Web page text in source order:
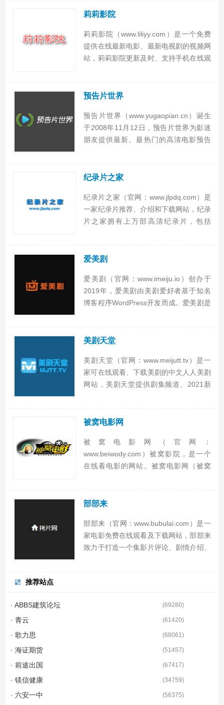
资源，专注打造精品电影电视剧影视网
莉莉影院
莉莉影院（www.liliyy.com）是一个免费
提供在线最新电影、最新电视剧的视频网
站，莉莉影院更新及时、支持手机在线观
喜欢莉莉影院请分享到朋友圈。 莉莉影
预告片世界
预告片世界（www.yugaopian.cn）诞生
于2008年11月12日，预告片世界为影迷
朋友提供最新、最热门的高清电影预告
看预告片，再去电影院，预告片世界祝你
纪录片之家
纪录片之家（官网：www.jlpdq.com）是
一家纪录片推荐、介绍和下载网站，纪录
片之家拥有上万部高清纪录片，包括
完全收录，纪录片大全强力推荐，打造史
爱美剧
爱美剧（官网：www.imeiju.io）创办于
2019年，爱美剧由美剧爱好者基于知名
博客程序WordPress开发而成。爱美剧是
美剧熟肉资源，从创立之初爱美剧就坚
美剧天堂
美剧天堂（官网：www.meijutt.tv）是一
家可在线观看、下载美剧的中文人人美剧
网站，美剧天堂提供剧集频道、2021新
美剧在线观看，美剧下载，各类精彩美剧
被窝电影网
被窝电影网（官网：
www.beiwody.com）被窝影院，是一个
在线看电影的网站。被窝电影网（被窝
畅的被窝网电影就到被窝电影网，关注被
部部来
部部来（官网：www.bubulai.com）是一
家电影免费在线观看及下载网站，部部来
致力于打造一个集影片评论、剧情介绍、
推荐站点
· ABBS建筑论坛 (69280)
· 青云 (61420)
· 歌力思 (68061)
· 海证期货 (51457)
· 前途出国 (67417)
· 镁信健康 (34759)
· 六安一中 (56375)